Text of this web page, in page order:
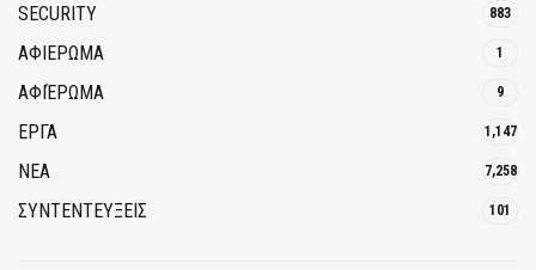
SECURITY 883
ΑΦΙΕΡΩΜΑ 1
ΑΦΙΈΡΩΜΑ 9
ΕΡΓΑ 1,147
ΝΕΑ 7,258
ΣΥΝΤΕΝΤΕΥΞΕΙΣ 101